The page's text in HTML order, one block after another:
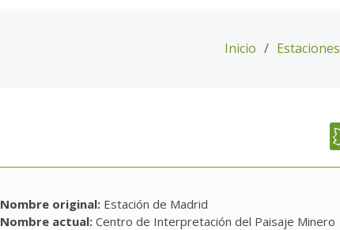
Inicio Estaciones
Nombre original: Estación de Madrid
Nombre actual: Centro de Interpretación del Paisaje Minero